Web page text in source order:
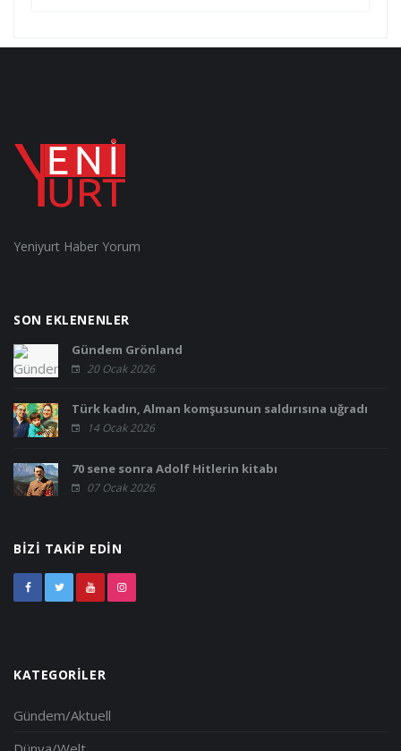
Yeniyurt Haber Yorum
SON EKLENENLER
Gündem Grönland
20 Ocak 2026
Türk kadın, Alman komşusunun saldırısına uğradı
14 Ocak 2026
70 sene sonra Adolf Hitlerin kitabı
07 Ocak 2026
BIZI TAKIP EDIN
KATEGORILER
Gündem/Aktuell